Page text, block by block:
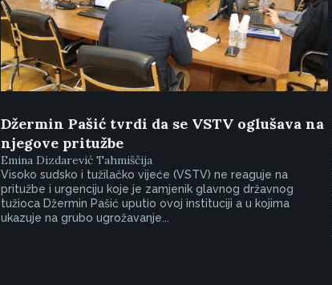
Džermin Pašić tvrdi da se VSTV oglušava na
njegove pritužbe
Emina Dizdarević Tahmiščija
Visoko sudsko i tužilačko vijeće (VSTV) ne reaguje na
pritužbe i urgenciju koje je zamjenik glavnog državnog
tužioca Džermin Pašić uputio ovoj instituciji a u kojima
ukazuje na grubo ugrožavanje...